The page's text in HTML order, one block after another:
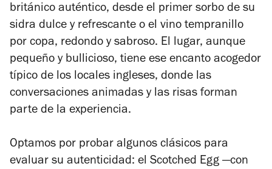
estrellas
británico auténtico, desde el primer sorbo de su
sidra dulce y refrescante o el vino tempranillo
por copa, redondo y sabroso. El lugar, aunque
pequeño y bullicioso, tiene ese encanto acogedor
típico de los locales ingleses, donde las
conversaciones animadas y las risas forman
parte de la experiencia.
Optamos por probar algunos clásicos para
evaluar su autenticidad: el Scotched Egg —con